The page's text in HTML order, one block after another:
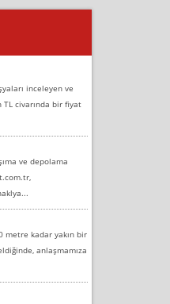
inceleyen ve
civarında bir fiyat
ve depolama
metre kadar yakın bir
anlaşmamıza